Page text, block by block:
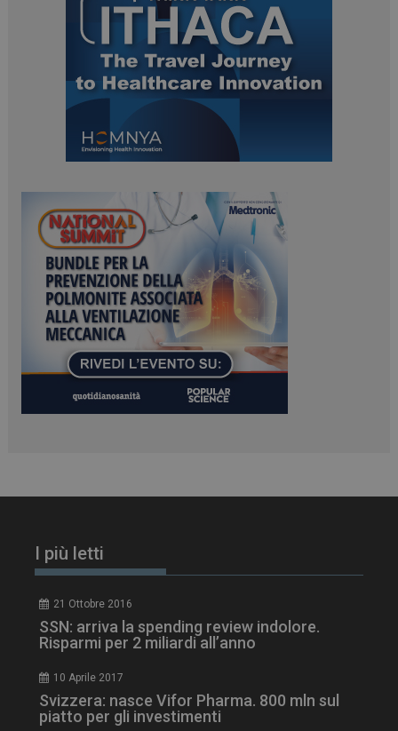
I più letti
21 Ottobre 2016
SSN: arriva la spending review indolore.
Risparmi per 2 miliardi all’anno
10 Aprile 2017
Svizzera: nasce Vifor Pharma. 800 mln sul
piatto per gli investimenti
ARRAffinitySameSite
Microsoft Corporation
.www.dailyhealthindustry.it
PHPSESSID
PHP.net